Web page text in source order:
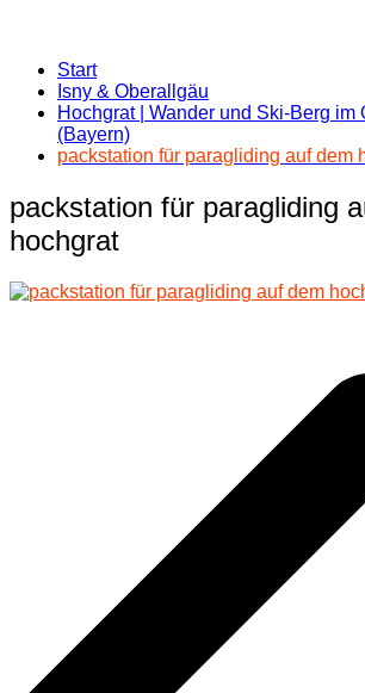
Start
Isny & Oberallgäu
Hochgrat | Wander und Ski-Berg im
(Bayern)
packstation für paragliding auf dem
packstation für paragliding
hochgrat